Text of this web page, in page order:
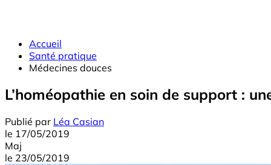
Accueil
Santé pratique
Médecines douces
L’homéopathie en soin de support :
Publié par Léa Casian
le 17/05/2019
Maj
le 23/05/2019